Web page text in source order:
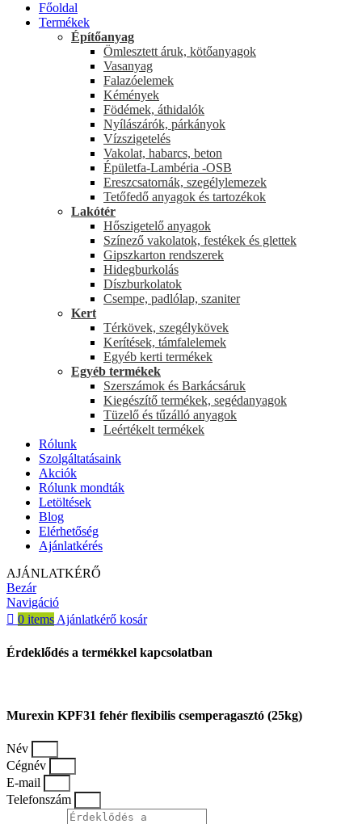
Főoldal
Termékek
Építőanyag
Ömlesztett áruk, kötőanyagok
Vasanyag
Falazóelemek
Kémények
Födémek, áthidalók
Nyílászárók, párkányok
Vízszigetelés
Vakolat, habarcs, beton
Épületfa-Lambéria -OSB
Ereszcsatornák, szegélylemezek
Tetőfedő anyagok és tartozékok
Lakótér
Hőszigetelő anyagok
Színező vakolatok, festékek és glettek
Gipszkarton rendszerek
Hidegburkolás
Díszburkolatok
Csempe, padlólap, szaniter
Kert
Térkövek, szegélykövek
Kerítések, támfalelemek
Egyéb kerti termékek
Egyéb termékek
Szerszámok és Barkácsáruk
Kiegészítő termékek, segédanyagok
Tüzelő és tűzálló anyagok
Leértékelt termékek
Rólunk
Szolgáltatásaink
Akciók
Rólunk mondták
Letöltések
Blog
Elérhetőség
Ajánlatkérés
AJÁNLATKÉRŐ
Bezár
Navigáció
0 itemsAjánlatkérő kosár
Érdeklődés a termékkel kapcsolatban
Murexin KPF31 fehér flexibilis csemperagasztó (25kg)
Név
Cégnév
E-mail
Telefonszám